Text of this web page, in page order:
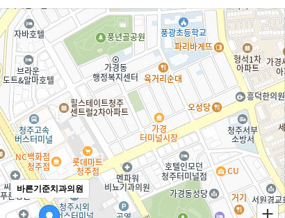
바른기준치과의원